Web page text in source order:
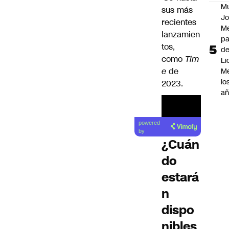
sus más
recientes
lanzamien
tos,
como Tim
e de
2023.
powered
by
¿Cuán
do
estará
n
dispo
de